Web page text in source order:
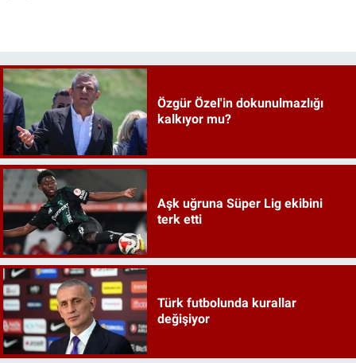
Özgür Özel'in dokunulmazlığı
kalkıyor mu?
Aşk uğruna Süper Lig ekibini
terk etti
Türk futbolunda kurallar
değişiyor